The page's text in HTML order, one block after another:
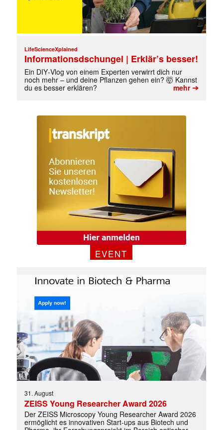
LifeScienceXplained
Informationsdschungel | Erklär’s besser!
Ein DIY‑Vlog von einem Experten verwirrt dich nur
noch mehr – und deine Pflanzen gehen ein? 🤯 Kannst
du es besser erklären?
mehr➔
EVENT
31. August
ZEISS Young Researcher Award 2026
Der ZEISS Microscopy Young Researcher Award 2026
ermöglicht es innovativen Start-ups aus Biotech und